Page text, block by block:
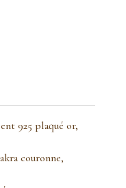
925 plaqué or,
couronne,